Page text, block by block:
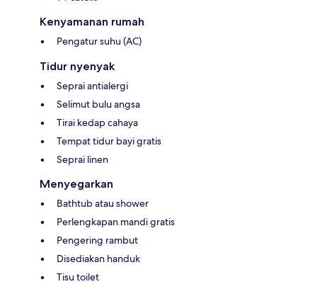
Kenyamanan rumah
Pengatur suhu (AC)
Tidur nyenyak
Seprai antialergi
Selimut bulu angsa
Tirai kedap cahaya
Tempat tidur bayi gratis
Seprai linen
Menyegarkan
Bathtub atau shower
Perlengkapan mandi gratis
Pengering rambut
Disediakan handuk
Tisu toilet